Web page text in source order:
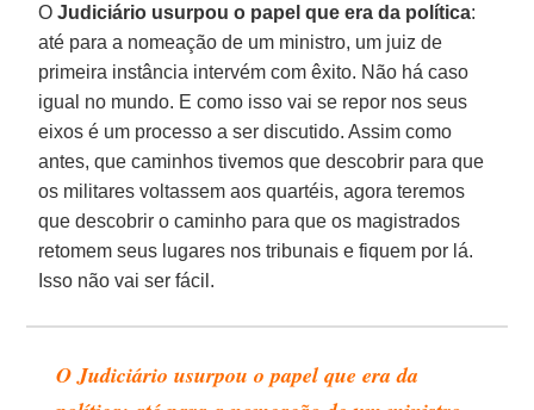
OJudiciário usurpou o papel que era da política:
até para a nomeação de um ministro, um juiz de
primeira instância intervém com êxito. Não há caso
igual no mundo. E como isso vai se repor nos seus
eixos é um processo a ser discutido. Assim como
antes, que caminhos tivemos que descobrir para que
os militares voltassem aos quartéis, agora teremos
que descobrir o caminho para que os magistrados
retomem seus lugares nos tribunais e fiquem por lá.
Isso não vai ser fácil.
O Judiciário usurpou o papel que era da